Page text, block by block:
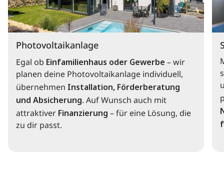
Photovoltaikanlage
Egal ob Einfamilienhaus oder Gewerbe – wir
planen deine Photovoltaikanlage individuell,
übernehmen Installation, Förderberatung
und Absicherung. Auf Wunsch auch mit
attraktiver Finanzierung – für eine Lösung, die
zu dir passt.